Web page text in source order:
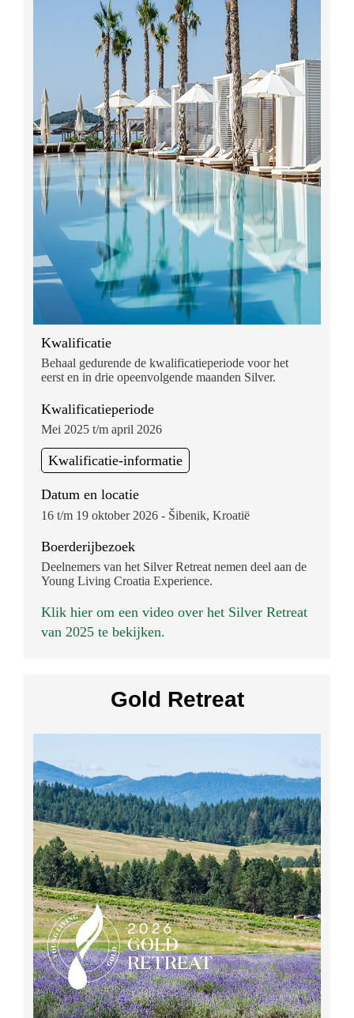
Kwalificatie
Behaal gedurende de kwalificatieperiode voor het
eerst en in drie opeenvolgende maanden Silver.
Kwalificatieperiode
Mei 2025 t/m april 2026
Kwalificatie-informatie
Datum en locatie
16 t/m 19 oktober 2026 - Šibenik, Kroatië
Boerderijbezoek
Deelnemers van het Silver Retreat nemen deel aan de
Young Living Croatia Experience.
Klik hier om een video over het Silver Retreat
van 2025 te bekijken.
Gold Retreat